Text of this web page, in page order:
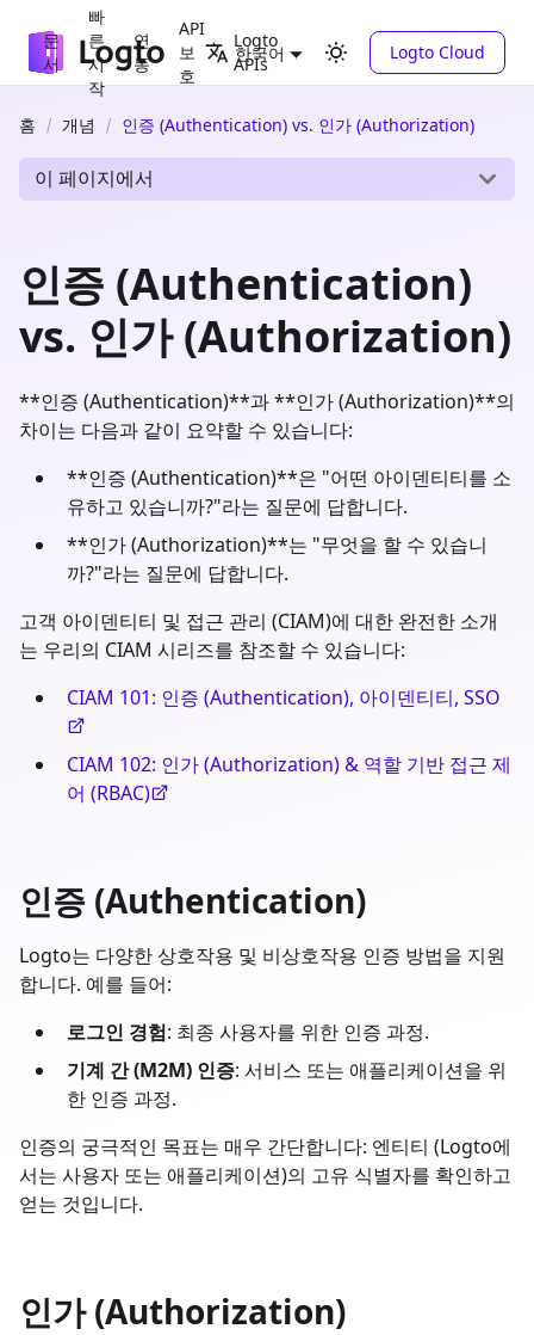
문
서
빠
른
시
작
연
동
API
보
호
Logto
APIs
한국어 Logto Cloud
홈 개념 인증 (Authentication) vs. 인가 (Authorization)
이 페이지에서
인증 (Authentication)
vs. 인가 (Authorization)
**인증 (Authentication)**과 **인가 (Authorization)**의
차이는 다음과 같이 요약할 수 있습니다:
**인증 (Authentication)**은 "어떤 아이덴티티를 소
유하고 있습니까?"라는 질문에 답합니다.
**인가 (Authorization)**는 "무엇을 할 수 있습니
까?"라는 질문에 답합니다.
고객 아이덴티티 및 접근 관리 (CIAM)에 대한 완전한 소개
는 우리의 CIAM 시리즈를 참조할 수 있습니다:
CIAM 101: 인증 (Authentication), 아이덴티티, SSO
CIAM 102: 인가 (Authorization) & 역할 기반 접근 제
어 (RBAC)
인증 (Authentication)
Logto는 다양한 상호작용 및 비상호작용 인증 방법을 지원
합니다. 예를 들어:
로그인 경험: 최종 사용자를 위한 인증 과정.
기계 간 (M2M) 인증: 서비스 또는 애플리케이션을 위
한 인증 과정.
인증의 궁극적인 목표는 매우 간단합니다: 엔티티 (Logto에
서는 사용자 또는 애플리케이션)의 고유 식별자를 확인하고
얻는 것입니다.
인가 (Authorization)